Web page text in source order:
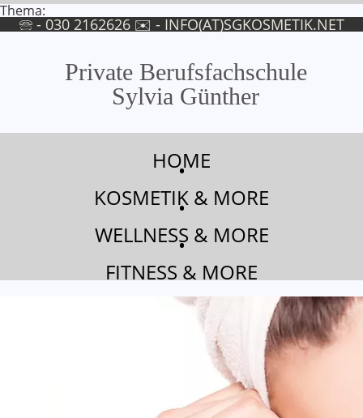
Thema:
🕾 - 030 2162626 ✉ - INFO(AT)SGKOSMETIK.NET
Private Berufsfachschule
Sylvia Günther
HOME
•
KOSMETIK & MORE
•
WELLNESS & MORE
•
FITNESS & MORE
container Was ist eigentlich Kosmetik?